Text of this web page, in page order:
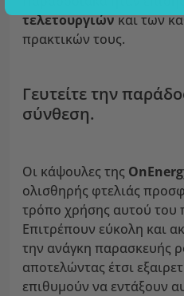
τελετουργιώνκαι των
πρακτικών τους.
Γευτείτε την
σύνθεση.
Οι κάψουλες της
ολισθηρής φτελιάς
τρόπο χρήσης αυτού του
Επιτρέπουν εύκολη και
την ανάγκη παρασκευής
αποτελώντας έτσι
επιθυμούν να εντάξουν